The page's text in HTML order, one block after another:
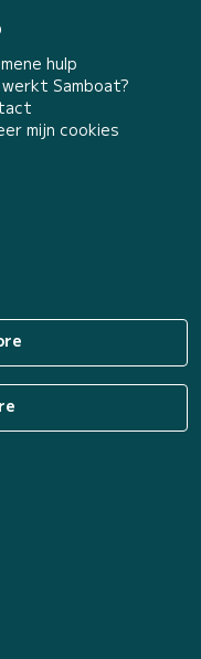
hulp
Samboat?
mijn cookies